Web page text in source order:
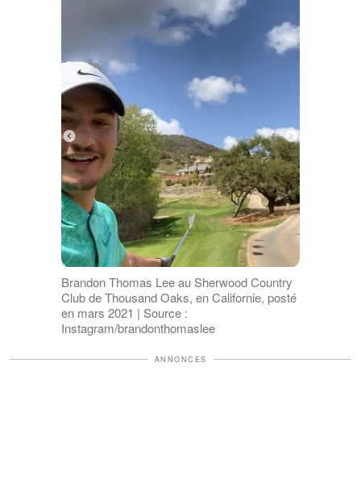
Brandon Thomas Lee au Sherwood Country
Club de Thousand Oaks, en Californie, posté
en mars 2021 | Source :
Instagram/brandonthomaslee
ANNONCES